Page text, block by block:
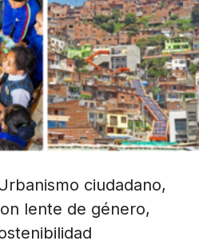
ciudadano,
lente de género,